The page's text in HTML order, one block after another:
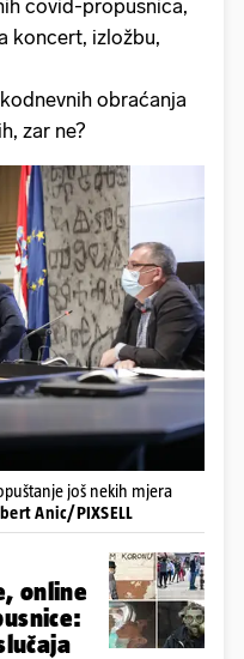
covid-propusnica,
koncert, izložbu,
obraćanja
zar ne?
još nekih mjera
Anic/PIXSELL
online